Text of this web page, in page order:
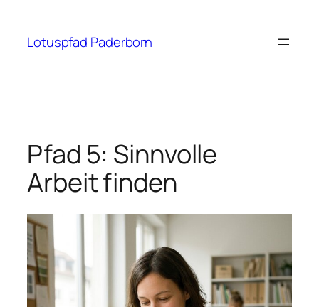
springen
Lotuspfad Paderborn
Pfad 5: Sinnvolle
Arbeit finden